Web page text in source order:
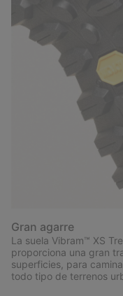
Gran agarre
La suela Vibram™ XS
proporciona una gran
superficies, para
todo tipo de terrenos